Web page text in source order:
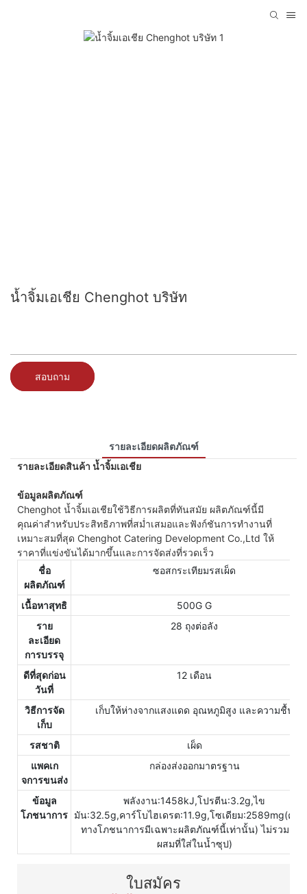
น้ำจิ้มเอเชีย Chenghot บริษัท
สอบถาม
รายละเอียดผลิตภัณฑ์
รายละเอียดสินค้า น้ำจิ้มเอเชีย
ข้อมูลผลิตภัณฑ์
Chenghot น้ำจิ้มเอเชียใช้วิธีการผลิตที่ทันสมัย ผลิตภัณฑ์นี้มี
คุณค่าสำหรับประสิทธิภาพที่สม่ำเสมอและฟังก์ชันการทำงานที่
เหมาะสมที่สุด Chenghot Catering Development Co.,Ltd ให้
ราคาที่แข่งขันได้มากขึ้นและการจัดส่งที่รวดเร็ว
ชื่อ
ผลิตภัณฑ์
ซอสกระเทียมรสเผ็ด
เนื้อหาสุทธิ
500G G
ราย
ละเอียด
การบรรจุ
28 ถุงต่อลัง
ดีที่สุดก่อน
วันที่
12 เดือน
วิธีการจัด
เก็บ
เก็บให้ห่างจากแสงแดด อุณหภูมิสูง และความชื้น
รสชาติ
เผ็ด
แพคเก
จการขนส่ง
กล่องส่งออกมาตรฐาน
ข้อมูล
โภชนาการ
พลังงาน:1458kJ,โปรตีน:3.2g,ไข
มัน:32.5g,คาร์โบไฮเดรต:11.9g,โซเดียม:2589mg(คุณ
ทางโภชนาการมีเฉพาะผลิตภัณฑ์นี้เท่านั้น) ไม่รวมส่วน
ผสมที่ใส่ในน้ำซุป)
ใบสมัคร